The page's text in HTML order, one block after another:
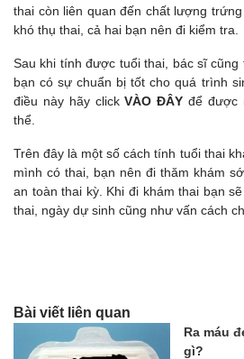
thai còn liên quan đến chất lượng
khó thụ thai, cả hai bạn nên đi kiểm tra.
Sau khi tính được tuổi thai, bác sĩ
bạn có sự chuẩn bị tốt cho quá trình
điều này hãy clickVÀO ĐÂY để được
thể.
Trên đây là một số cách tính tuổi thai
mình có thai, bạn nên đi thăm khám
an toàn thai kỳ. Khi đi khám thai bạn
thai, ngày dự sinh cũng như vấn cách
Bài viết liên quan
Ra máu
gì?